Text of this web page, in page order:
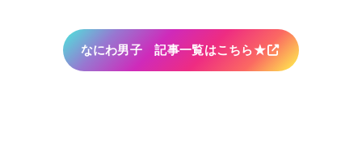
なにわ男子 記事一覧はこちら★